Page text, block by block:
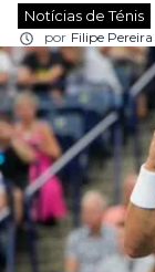
Notícias de Ténis
por Filipe Pereira